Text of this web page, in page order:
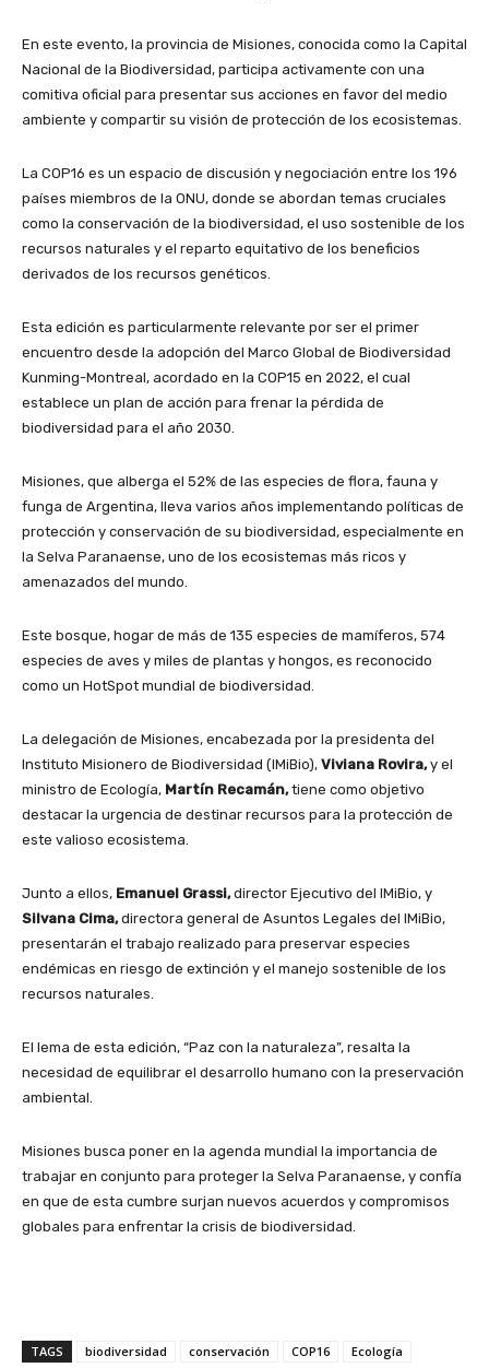
En este evento, la provincia de Misiones, conocida como la Capital
Nacional de la Biodiversidad, participa activamente con una
comitiva oficial para presentar sus acciones en favor del medio
ambiente y compartir su visión de protección de los ecosistemas.
La COP16 es un espacio de discusión y negociación entre los 196
países miembros de la ONU, donde se abordan temas cruciales
como la conservación de la biodiversidad, el uso sostenible de los
recursos naturales y el reparto equitativo de los beneficios
derivados de los recursos genéticos.
Esta edición es particularmente relevante por ser el primer
encuentro desde la adopción del Marco Global de Biodiversidad
Kunming-Montreal, acordado en la COP15 en 2022, el cual
establece un plan de acción para frenar la pérdida de
biodiversidad para el año 2030.
Misiones, que alberga el 52% de las especies de flora, fauna y
funga de Argentina, lleva varios años implementando políticas de
protección y conservación de su biodiversidad, especialmente en
la Selva Paranaense, uno de los ecosistemas más ricos y
amenazados del mundo.
Este bosque, hogar de más de 135 especies de mamíferos, 574
especies de aves y miles de plantas y hongos, es reconocido
como un HotSpot mundial de biodiversidad.
La delegación de Misiones, encabezada por la presidenta del
Instituto Misionero de Biodiversidad (IMiBio), Viviana Rovira,y el
ministro de Ecología, Martín Recamán,tiene como objetivo
destacar la urgencia de destinar recursos para la protección de
este valioso ecosistema.
Junto a ellos, Emanuel Grassi,director Ejecutivo del IMiBio, y
Silvana Cima,directora general de Asuntos Legales del IMiBio,
presentarán el trabajo realizado para preservar especies
endémicas en riesgo de extinción y el manejo sostenible de los
recursos naturales.
El lema de esta edición, “Paz con la naturaleza”, resalta la
necesidad de equilibrar el desarrollo humano con la preservación
ambiental.
Misiones busca poner en la agenda mundial la importancia de
trabajar en conjunto para proteger la Selva Paranaense, y confía
en que de esta cumbre surjan nuevos acuerdos y compromisos
globales para enfrentar la crisis de biodiversidad.
TAGS biodiversidad conservación COP16 Ecología